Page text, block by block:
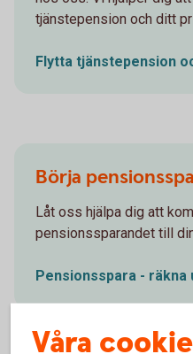
tjänstepension och ditt
Flytta tjänstepension
Börja
Låt oss hjälpa dig att
pensionssparandet till
Pensionsspara - räkna
Våra